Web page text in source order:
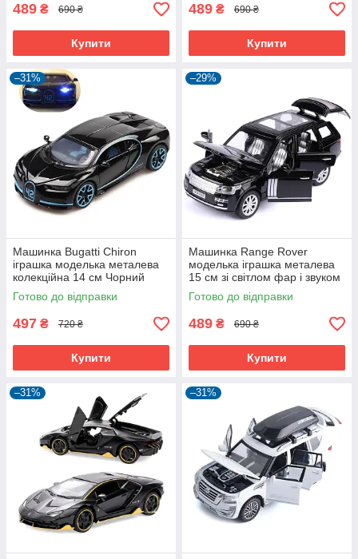
489 ₴ 690 ₴
Купити
489 ₴ 690 ₴
Купити
–31%
Машинка Bugatti Chiron
іграшка моделька металева
колекційна 14 см Чорний
(59346)
Готово до відправки
497 ₴ 720 ₴
Купити
–29%
Машинка Range Rover
моделька іграшка металева
15 см зі світлом фар і звуком
Чорний (59290)
Готово до відправки
489 ₴ 690 ₴
Купити
–31% –31%